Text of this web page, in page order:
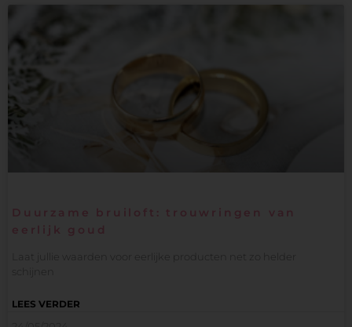
Duurzame bruiloft: trouwringen van
eerlijk goud
Laat jullie waarden voor eerlijke producten net zo helder
LEES VERDER